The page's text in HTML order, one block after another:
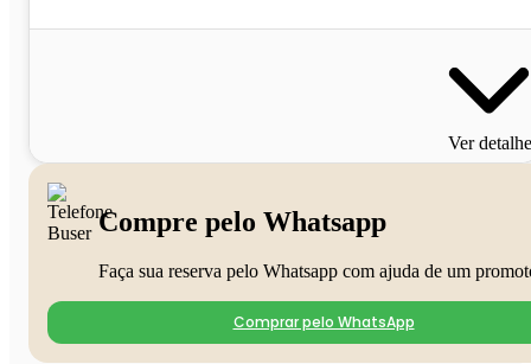
Ver
Compre pelo Whatsapp
Faça sua reserva pelo Whatsapp com ajuda de um
Comprar pelo WhatsApp